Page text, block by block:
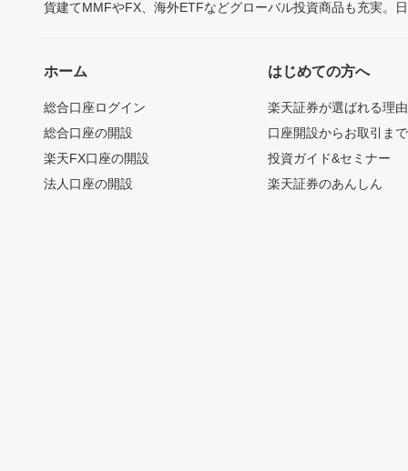
貨建てMMFやFX、海外ETFなどグローバル投資商品も充実。
ホーム
総合口座ログイン
総合口座の開設
楽天FX口座の開設
法人口座の開設
はじめての方へ
楽天証券が選ばれる理由
口座開設からお取引ま
投資ガイド&セミナー
楽天証券のあんしん